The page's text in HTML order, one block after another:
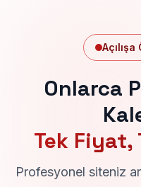
Onlarca
Tek Fiyat,
Profesyonel siteniz